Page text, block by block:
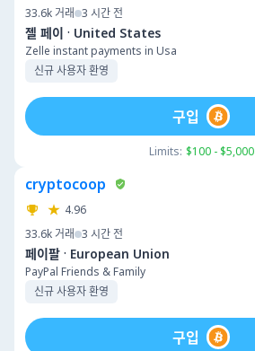
33.6k 거래 3 시간 전
젤 페이 · United States
Zelle instant payments in Usa
신규 사용자 환영
Limits: $100 - $5,000
구입
cryptocoop
4.96
33.6k 거래 3 시간 전
페이팔 · European Union
PayPal Friends & Family
신규 사용자 환영
구입